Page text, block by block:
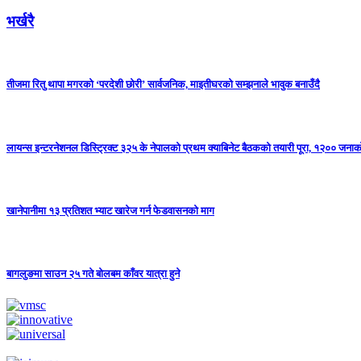
भर्खरै
तीजमा रितु थापा मगरको ‘परदेशी छोरी’ सार्वजनिक, माइतीघरको सम्झनाले भावुक बनाउँदै
लायन्स इन्टरनेशनल डिस्ट्रिक्ट ३२५ के नेपालको प्रथम क्याबिनेट बैठकको तयारी पूरा, १२०० जनाको
खानेपानीमा १३ प्रतिशत भ्याट खारेज गर्न फेडवासनको माग
बागलुङमा साउन २५ गते बोलबम काँवर यात्रा हुने